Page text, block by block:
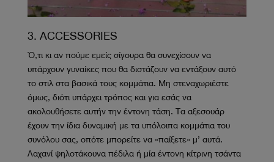
3. ACCESSORIES
Ό,τι κι αν πούμε εμείς σίγουρα θα συνεχίσουν να
υπάρχουν γυναίκες που θα διστάζουν να εντάξουν αυτό
το στιλ στα βασικά τους κομμάτια. Μη στεναχωριέστε
όμως, διότι υπάρχει τρόπος και για εσάς να
ακολουθήσετε αυτήν την έντονη τάση. Τα αξεσουάρ
έχουν την ίδια δυναμική με τα υπόλοιπα κομμάτια του
συνόλου σας, οπότε μπορείτε να «παίξετε» μ’ αυτά.
Λαχανί ψηλοτάκουνα πέδιλα ή μία έντονη κίτρινη τσάντα